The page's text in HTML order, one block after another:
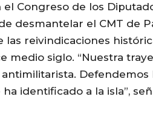
Congreso de los
desmantelar el CMT de
reivindicaciones
medio siglo. “Nuestra
Defendemos
identificado a la isla”,